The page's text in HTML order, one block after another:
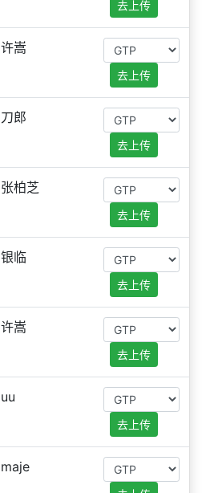
去上传
许嵩
去上传
刀郎
去上传
张柏芝
去上传
银临
去上传
许嵩
去上传
uu
去上传
maje